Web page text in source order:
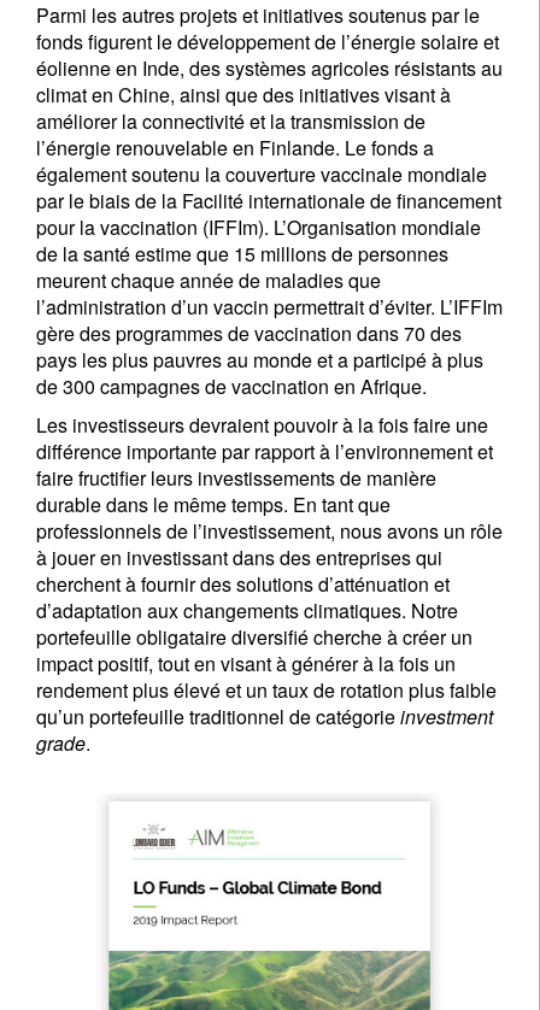
Parmi les autres projets et initiatives soutenus par le
fonds figurent le développement de l’énergie solaire et
éolienne en Inde, des systèmes agricoles résistants au
climat en Chine, ainsi que des initiatives visant à
améliorer la connectivité et la transmission de
l’énergie renouvelable en Finlande. Le fonds a
également soutenu la couverture vaccinale mondiale
par le biais de la Facilité internationale de financement
pour la vaccination (IFFIm). L’Organisation mondiale
de la santé estime que 15 millions de personnes
meurent chaque année de maladies que
l’administration d’un vaccin permettrait d’éviter. L’IFFIm
gère des programmes de vaccination dans 70 des
pays les plus pauvres au monde et a participé à plus
de 300 campagnes de vaccination en Afrique.
Les investisseurs devraient pouvoir à la fois faire une
différence importante par rapport à l’environnement et
faire fructifier leurs investissements de manière
durable dans le même temps. En tant que
professionnels de l’investissement, nous avons un rôle
à jouer en investissant dans des entreprises qui
cherchent à fournir des solutions d’atténuation et
d’adaptation aux changements climatiques. Notre
portefeuille obligataire diversifié cherche à créer un
impact positif, tout en visant à générer à la fois un
rendement plus élevé et un taux de rotation plus faible
qu’un portefeuille traditionnel de catégorieinvestment
grade.